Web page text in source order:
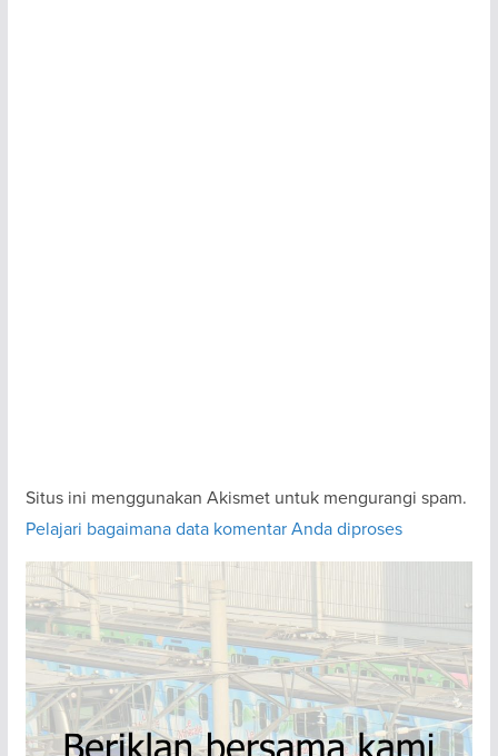
Situs ini menggunakan Akismet untuk mengurangi spam.
Pelajari bagaimana data komentar Anda diproses